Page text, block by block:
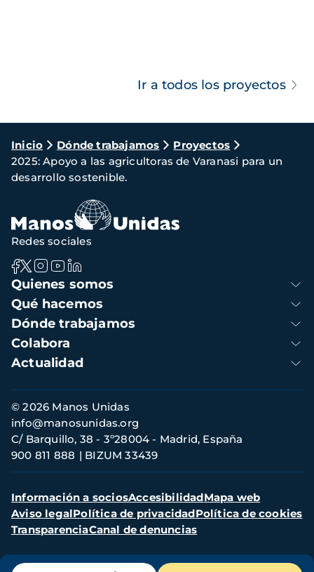
Ir a todos los proyectos
Ruta
de
navegación
Inicio Dónde trabajamos
Proyectos
2025: Apoyo a las agricultoras de Varanasi para un
desarrollo sostenible.
Navegación
principal
Quienes somos
Qué hacemos
Dónde trabajamos
Colabora
Actualidad
Redes sociales
Información
de
contacto
© 2026 Manos Unidas
C/ Barquillo, 38 - 3º28004 - Madrid, España
900 811 888
BIZUM 33439
info@manosunidas.org
Menú
secundario
Información a sociosAccesibilidadMapa web
Aviso legalPolítica de privacidadPolítica de cookies
TransparenciaCanal de denuncias